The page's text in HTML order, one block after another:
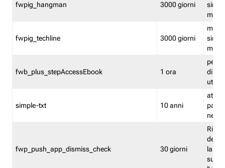
fwpig_hangman 3000 giorni
fwpig_techline 3000 giorni
fwb_plus_stepAccessEbook 1 ora
di un
simple-txt 10 anni
attiva
fwp_push_app_dismiss_check 30 giorni
la